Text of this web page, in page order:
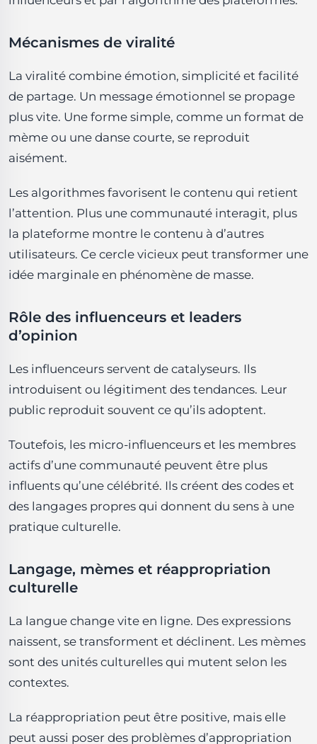
Mécanismes de viralité
La viralité combine émotion, simplicité et facilité
de partage. Un message émotionnel se propage
plus vite. Une forme simple, comme un format de
mème ou une danse courte, se reproduit
aisément.
Les algorithmes favorisent le contenu qui retient
l’attention. Plus une communauté interagit, plus
la plateforme montre le contenu à d’autres
utilisateurs. Ce cercle vicieux peut transformer une
idée marginale en phénomène de masse.
Rôle des influenceurs et leaders
d’opinion
Les influenceurs servent de catalyseurs. Ils
introduisent ou légitiment des tendances. Leur
public reproduit souvent ce qu’ils adoptent.
Toutefois, les micro-influenceurs et les membres
actifs d’une communauté peuvent être plus
influents qu’une célébrité. Ils créent des codes et
des langages propres qui donnent du sens à une
pratique culturelle.
Langage, mèmes et réappropriation
culturelle
La langue change vite en ligne. Des expressions
naissent, se transforment et déclinent. Les mèmes
sont des unités culturelles qui mutent selon les
contextes.
La réappropriation peut être positive, mais elle
peut aussi poser des problèmes d’appropriation